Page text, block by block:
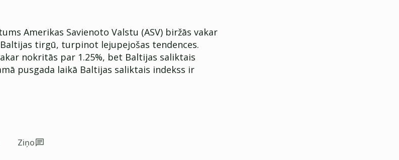
Amerikas Savienoto Valstu (ASV) biržās vakar
tirgū, turpinot lejupejošas tendences.
nokritās par 1.25%, bet Baltijas saliktais
pusgada laikā Baltijas saliktais indekss ir
Ziņo